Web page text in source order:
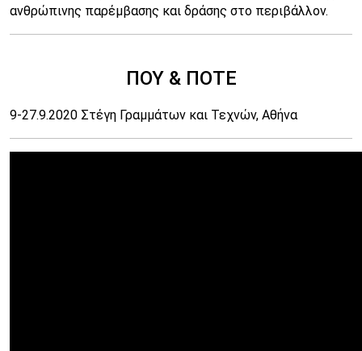
ανθρώπινης παρέμβασης και δράσης στο περιβάλλον.
ΠΟΥ & ΠΟΤΕ
9-27.9.2020 Στέγη Γραμμάτων και Τεχνών, Αθήνα